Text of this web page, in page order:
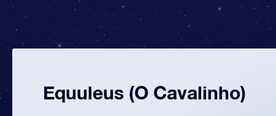
Equuleus (O Cavalinho)